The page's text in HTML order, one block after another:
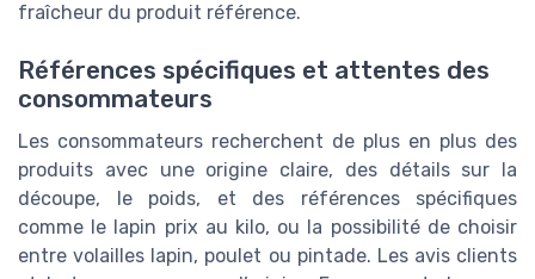
fraîcheur du produit référence.
Références spécifiques et attentes des
consommateurs
Les consommateurs recherchent de plus en plus des
produits avec une origine claire, des détails sur la
découpe, le poids, et des références spécifiques
comme le lapin prix au kilo, ou la possibilité de choisir
entre volailles lapin, poulet ou pintade. Les avis clients